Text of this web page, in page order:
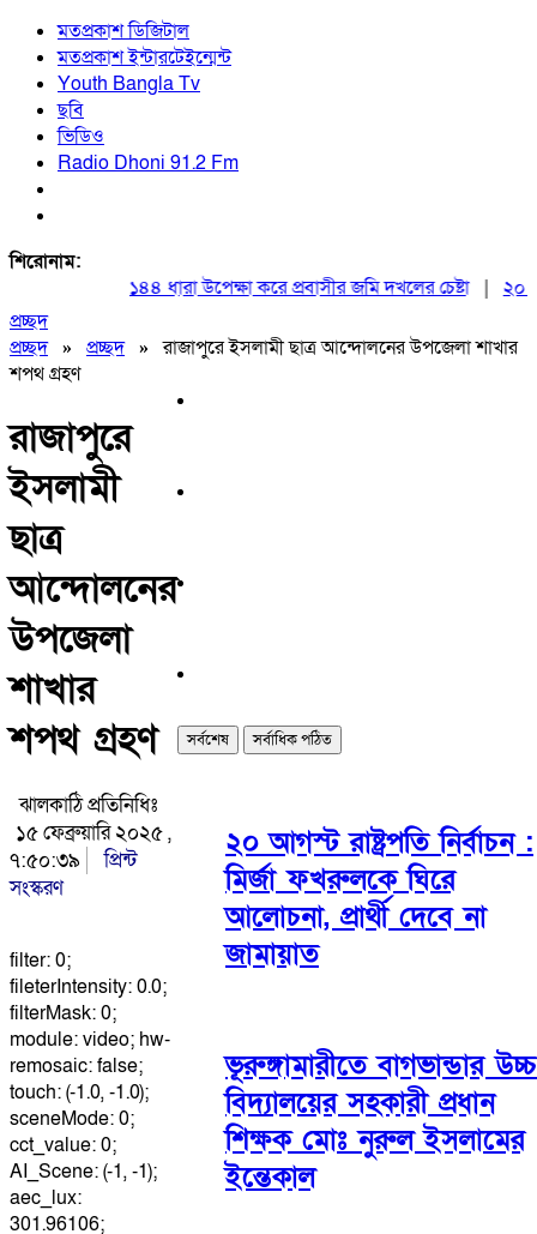
মতপ্রকাশ ডিজিটাল
মতপ্রকাশ ইন্টারটেইন্মেন্ট
Youth Bangla Tv
ছবি
ভিডিও
Radio Dhoni 91.2 Fm
শিরোনাম:
১৪৪ ধারা উপেক্ষা করে প্রবাসীর জমি দখলের চেষ্টা| ২০
প্রচ্ছদ
প্রচ্ছদ» প্রচ্ছদ»রাজাপুরে ইসলামী ছাত্র আন্দোলনের উপজেলা শাখার
শপথ গ্রহণ
রাজাপুরে
ইসলামী
ছাত্র
আন্দোলনের
উপজেলা
শাখার
শপথ গ্রহণ
ঝালকাঠি প্রতিনিধিঃ
১৫ ফেব্রুয়ারি ২০২৫ ,
৭:৫০:৩৯
প্রিন্ট
সংস্করণ
filter: 0;
fileterIntensity: 0.0;
filterMask: 0;
module: video; hw-
remosaic: false;
touch: (-1.0, -1.0);
sceneMode: 0;
cct_value: 0;
AI_Scene: (-1, -1);
aec_lux:
301.96106;
সর্বশেষ সর্বাধিক পঠিত
২০ আগস্ট রাষ্ট্রপতি নির্বাচন :
মির্জা ফখরুলকে ঘিরে
আলোচনা, প্রার্থী দেবে না
জামায়াত
ভূরুঙ্গামারীতে বাগভান্ডার উচ্চ
বিদ্যালয়ের সহকারী প্রধান
শিক্ষক মোঃ নুরুল ইসলামের
ইন্তেকাল